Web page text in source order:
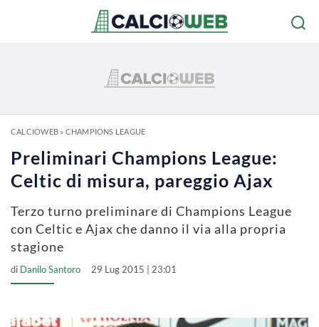
CALCIOWEB» CHAMPIONS LEAGUE
Preliminari Champions League:
Celtic di misura, pareggio Ajax
Terzo turno preliminare di Champions League
con Celtic e Ajax che danno il via alla propria
stagione
di Danilo Santoro 29 Lug 2015 | 23:01